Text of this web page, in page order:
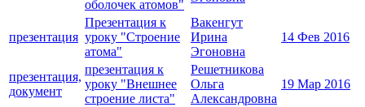
оболочек атомов"
презентация
Презентация к
уроку "Строение
атома"
Вакенгут
Ирина
Эгоновна
14 Фев 2016
презентация,
документ
презентация к
уроку "Внешнее
строение листа"
Решетникова
Ольга
Александровна
19 Мар 2016